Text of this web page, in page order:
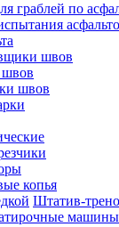
граблей по
швов
швов
копья
Штатив-
машины